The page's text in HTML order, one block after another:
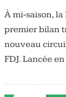
À mi-saison,
premier bilan
nouveau
FDJ. Lancée